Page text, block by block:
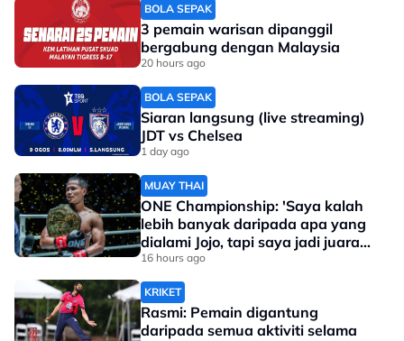
BOLA SEPAK
3 pemain warisan dipanggil
bergabung dengan Malaysia
20 hours ago
BOLA SEPAK
Siaran langsung (live streaming)
JDT vs Chelsea
1 day ago
MUAY THAI
ONE Championship: 'Saya kalah
lebih banyak daripada apa yang
dialami Jojo, tapi saya jadi juara
dunia'
16 hours ago
KRIKET
Rasmi: Pemain digantung
daripada semua aktiviti selama